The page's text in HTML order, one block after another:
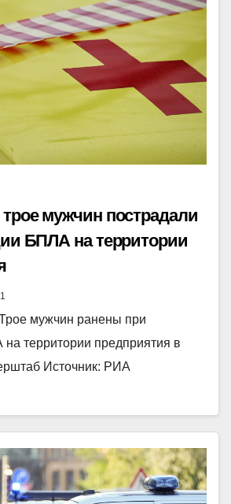
мужчин пострадали
БПЛА на территории
мужчин ранены при
территории предприятия в
Источник: РИА